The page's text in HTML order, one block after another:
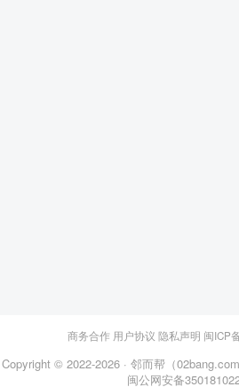
商务合作 用户协议 隐私声明 闽ICP
Copyright © 2022-2026 · 邻而帮（02bang.com
闽公网安备